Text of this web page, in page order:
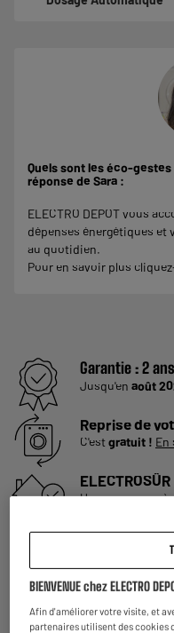
Quels sont les éco-
réponse de Sara :
ELECTRO DEPOT vous
dépenses énergétiques et
au quotidien.
Pour en savoir plus
Garantie :2 ans
Jusqu'en août
Reprise de
C'estgratuit ! En
ELECTROSÛR
Une assurance
En savoir +
Consommez
plus
par produit
BIENVENUE chez ELECTRO
Afin d'améliorer votre visite, et
partenaires utilisent des cookies